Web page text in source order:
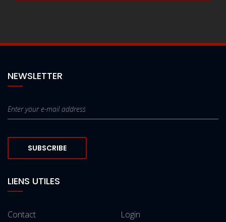
NEWSLETTER
SUBSCRIBE
LIENS UTILES
Contact Login